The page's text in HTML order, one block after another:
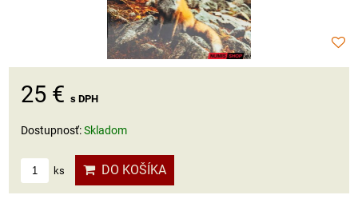
25 € s DPH
Dostupnosť:Skladom
ks DO KOŠÍKA